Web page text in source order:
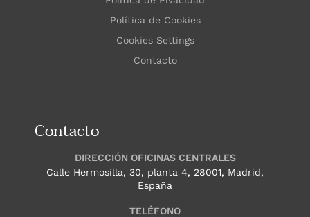
Política de Cookies
Cookies Settings
Contacto
Contacto
DIRECCIÓN OFICINAS CENTRALES
Calle Hermosilla, 30, planta 4, 28001, Madrid,
España
TELÉFONO